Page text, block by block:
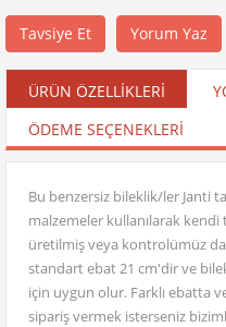
Tavsiye Et Yorum Yaz
ÜRÜN ÖZELLIKLERI
ÖDEME SEÇENEKLERI
Bu benzersiz bileklik/ler Janti
malzemeler kullanılarak
üretilmiş veya kontrolümüz
standart ebat 21 cm'dir ve
için uygun olur. Farklı ebatta
sipariş vermek isterseniz